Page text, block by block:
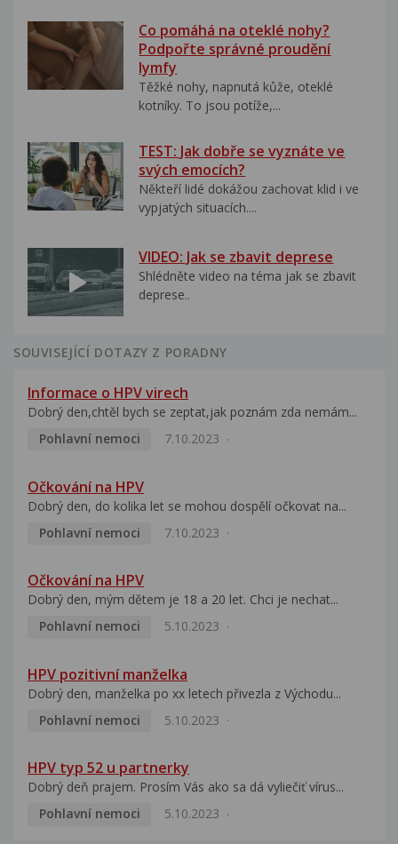
Co pomáhá na oteklé nohy?
Podpořte správné proudění
lymfy
Těžké nohy, napnutá kůže, oteklé
kotníky. To jsou potíže,...
TEST: Jak dobře se vyznáte ve
svých emocích?
Někteří lidé dokážou zachovat klid i ve
vypjatých situacích....
VIDEO: Jak se zbavit deprese
Shlédněte video na téma jak se zbavit
deprese..
SOUVISEJÍCÍ DOTAZY Z PORADNY
Informace o HPV virech
Dobrý den,chtěl bych se zeptat,jak poznám zda nemám...
Pohlavní nemoci
7.10.2023
Očkování na HPV
Dobrý den, do kolika let se mohou dospělí očkovat na...
Pohlavní nemoci
7.10.2023
Očkování na HPV
Dobrý den, mým dětem je 18 a 20 let. Chci je nechat...
Pohlavní nemoci
5.10.2023
HPV pozitivní manželka
Dobrý den, manželka po xx letech přivezla z Východu...
Pohlavní nemoci
5.10.2023
HPV typ 52 u partnerky
Dobrý deň prajem. Prosím Vás ako sa dá vyliečiť vírus...
Pohlavní nemoci
5.10.2023